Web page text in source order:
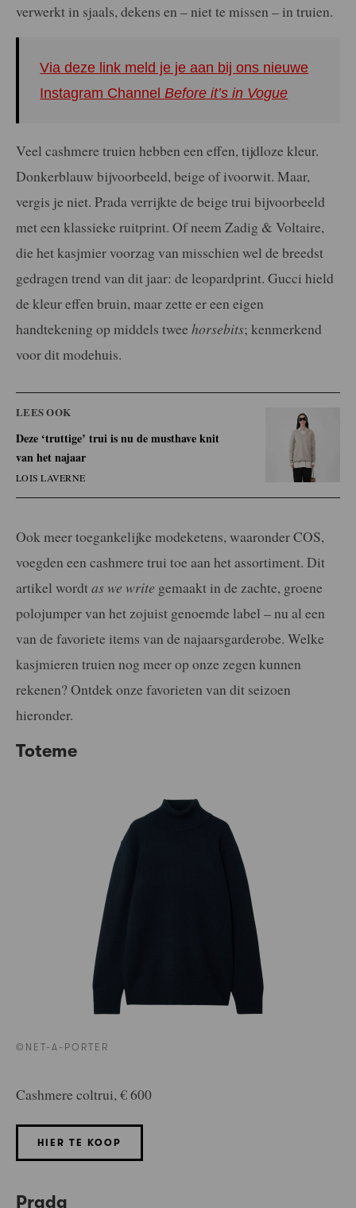
verwerkt in sjaals, dekens en – niet te missen – in truien.
Via deze link meld je je aan bij ons nieuwe
Instagram ChannelBefore it’s in Vogue
Veel cashmere truien hebben een effen, tijdloze kleur.
Donkerblauw bijvoorbeeld, beige of ivoorwit. Maar,
vergis je niet. Prada verrijkte de beige trui bijvoorbeeld
met een klassieke ruitprint. Of neem Zadig & Voltaire,
die het kasjmier voorzag van misschien wel de breedst
gedragen trend van dit jaar: de leopardprint. Gucci hield
de kleur effen bruin, maar zette er een eigen
handtekening op middels twee horsebits; kenmerkend
voor dit modehuis.
LEES OOK
Deze ‘truttige’ trui is nu de musthave knit
van het najaar
LOIS LAVERNE
Ook meer toegankelijke modeketens, waaronder COS,
voegden een cashmere trui toe aan het assortiment. Dit
artikel wordtas we write gemaakt in de zachte, groene
polojumper van het zojuist genoemde label – nu al een
van de favoriete items van de najaarsgarderobe. Welke
kasjmieren truien nog meer op onze zegen kunnen
rekenen? Ontdek onze favorieten van dit seizoen
hieronder.
Toteme
©NET-A-PORTER
Cashmere coltrui, € 600
HIER TE KOOP
Prada